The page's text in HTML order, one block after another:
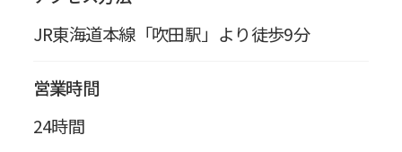
JR東海道本線「吹田駅」より徒歩9分
営業時間
24時間